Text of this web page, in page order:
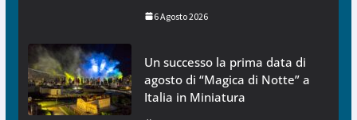
6 Agosto 2026
Un successo la prima data di
agosto di “Magica di Notte” a
Italia in Miniatura